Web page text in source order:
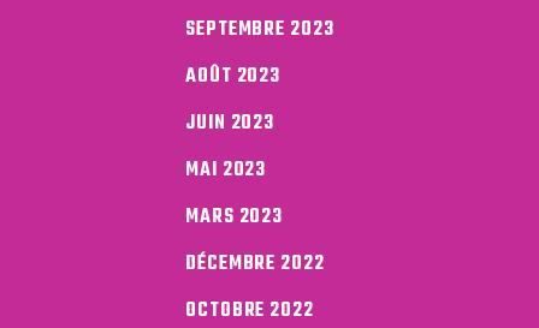
SEPTEMBRE 2023
AOÛT 2023
JUIN 2023
MAI 2023
MARS 2023
DÉCEMBRE 2022
OCTOBRE 2022